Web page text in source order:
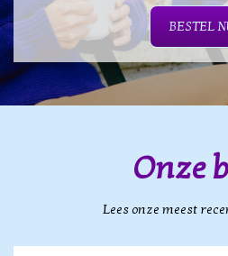
BESTEL
Onze
Lees onze meest